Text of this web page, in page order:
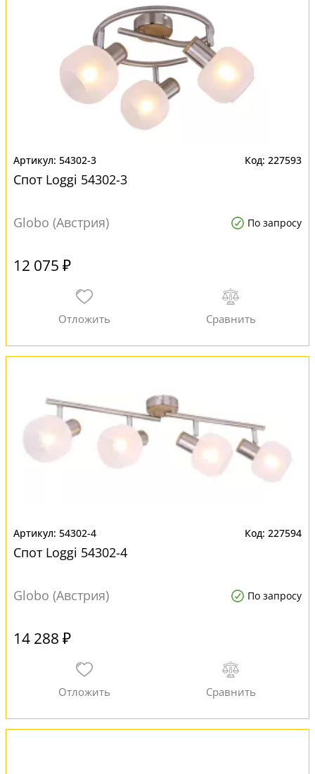
54302-3 227593
Спот Loggi 54302-3
Globo (Австрия) По запросу
12 075 ₽
54302-4 227594
Спот Loggi 54302-4
Globo (Австрия) По запросу
14 288 ₽